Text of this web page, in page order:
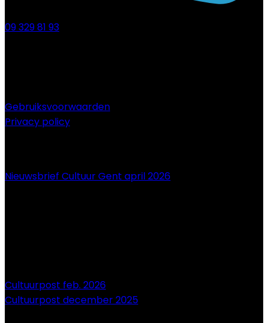
09 329 81 93
Gebruiksvoorwaarden
Privacy policy
Nieuwsbrief Cultuur Gent april 2026
Cultuurpost feb. 2026
Cultuurpost december 2025